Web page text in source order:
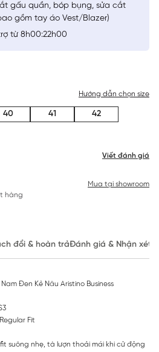
Viết đánh giá
Hướng dẫn chọn size
40 41
42
hàng
Mua tại showroom
gấu quần, bóp bụng, sửa cắt
gồm tay áo Vest/Blazer)
từ 8h00:22h00
đổi & hoàn trảĐánh giá & Nhận xét
Nam Đen Kẻ Nâu Aristino Business
Fit
suông nhẹ, tà lượn thoải mái khi cử động